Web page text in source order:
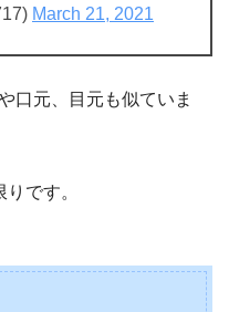
March 21, 2021
口元、目元も似ていま
です。